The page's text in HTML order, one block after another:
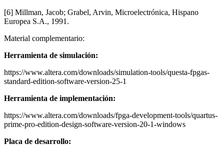
[6] Millman, Jacob; Grabel, Arvin, Microelectrónica, Hispano
Europea S.A., 1991.
Material complementario:
Herramienta de simulación:
https://www.altera.com/downloads/simulation-tools/questa-fpgas-
standard-edition-software-version-25-1
Herramienta de implementación:
https://www.altera.com/downloads/fpga-development-tools/quartus-
prime-pro-edition-design-software-version-20-1-windows
Placa de desarrollo: